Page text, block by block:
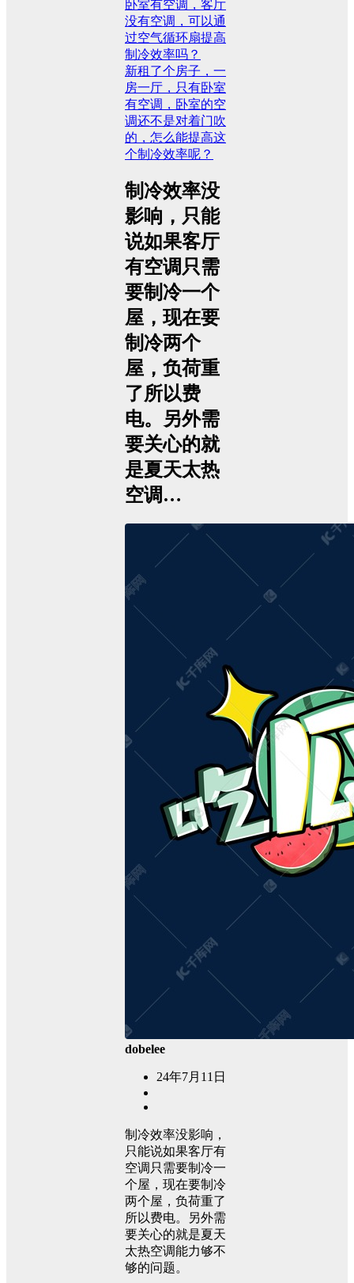
卧室有空调，客厅
没有空调，可以通
过空气循环扇提高
制冷效率吗？
新租了个房子，一
房一厅，只有卧室
有空调，卧室的空
调还不是对着门吹
的，怎么能提高这
个制冷效率呢？
制冷效率没
影响，只能
说如果客厅
有空调只需
要制冷一个
屋，现在要
制冷两个
屋，负荷重
了所以费
电。另外需
要关心的就
是夏天太热
空调…
dobelee
24年7月11日
制冷效率没影响，
只能说如果客厅有
空调只需要制冷一
个屋，现在要制冷
两个屋，负荷重了
所以费电。另外需
要关心的就是夏天
太热空调能力够不
够的问题。